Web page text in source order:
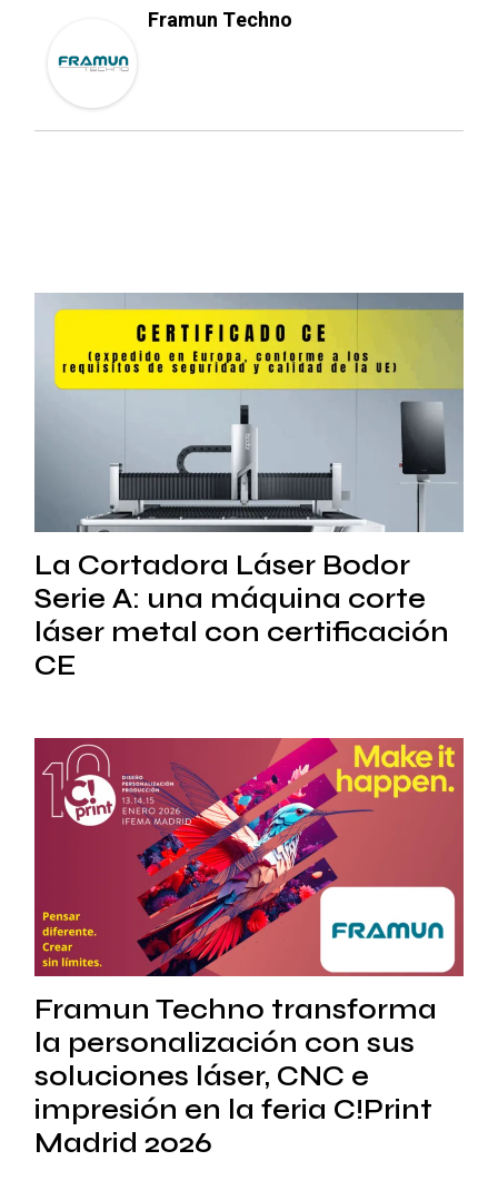
Framun Techno
La Cortadora Láser Bodor
Serie A: una máquina corte
láser metal con certificación
CE
Framun Techno transforma
la personalización con sus
soluciones láser, CNC e
impresión en la feria C!Print
Madrid 2026